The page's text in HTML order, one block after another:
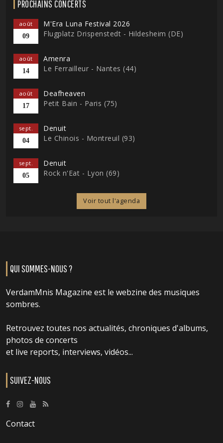
PROCHAINS CONCERTS
août
09
M'Era Luna Festival 2026
Flugplatz Drispenstedt - Hildesheim (DE)
août
14
Amenra
Le Ferrailleur - Nantes (44)
août
17
Deafheaven
Petit Bain - Paris (75)
sept.
04
Denuit
Le Chinois - Montreuil (93)
sept.
05
Denuit
Rock n'Eat - Lyon (69)
Voir tout l'agenda
QUI SOMMES-NOUS ?
VerdamMnis Magazine est le webzine des musiques
sombres.
Retrouvez toutes nos actualités, chroniques d'albums,
photos de concerts
et live reports, interviews, vidéos...
SUIVEZ-NOUS
Contact